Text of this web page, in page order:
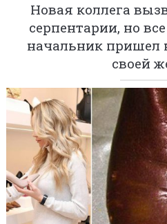
Новая коллега
серпентарии, но
начальник пришел
своей